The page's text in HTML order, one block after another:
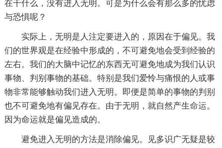
在干什么，没有进入无明。可是为什么会有那么多的忧虑
与恐惧呢？
实际上，无明是人注定要进入的，原因在于偏见。我
们的世界观是在经验中形成的，不可避免地会受到经验的
左右。我们的大脑中记忆的东西无可避免地成为我们认识
事物、判别事物的基础。特别是我们爱怜与痛恨的人或事
物非常能够触动我们进入无明。即便是简单的事物的判别
也不可避免地有偏见存在。由于无明，就自然产生命运。
因为命运就是偏见造成的。
避免进入无明的方法是消除偏见。见多识广无疑是较